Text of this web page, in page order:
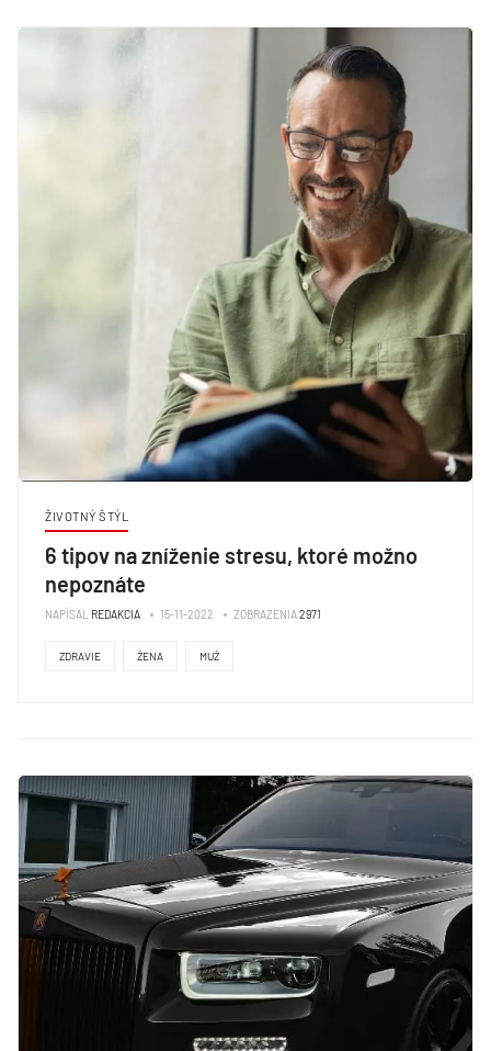
ŽIVOTNÝ ŠTÝL
6 tipov na zníženie stresu, ktoré možno
nepoznáte
NAPÍSAL REDAKCIA 15-11-2022 ZOBRAZENIA2971
ZDRAVIE ŽENA MUŽ